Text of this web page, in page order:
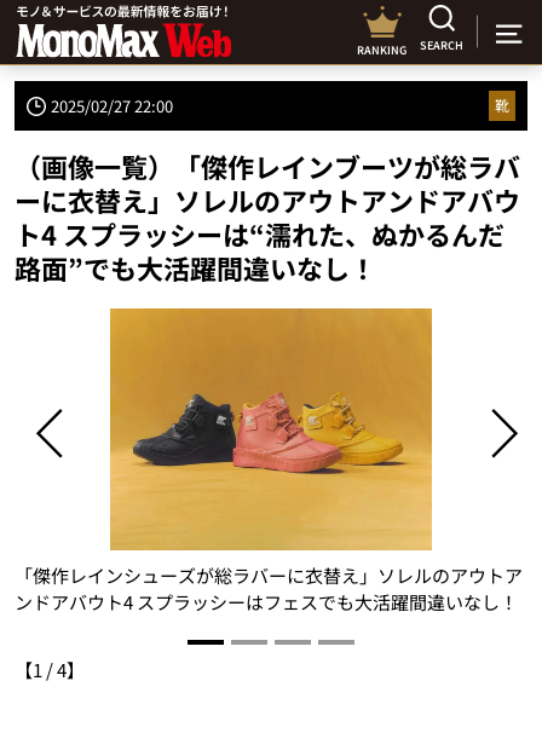
RANKING SEARCH
2025/02/27 22:00 靴
（画像一覧）「傑作レインブーツが総ラバ
ーに衣替え」ソレルのアウトアンドアバウ
ト4 スプラッシーは“濡れた、ぬかるんだ
路面”でも大活躍間違いなし！
「傑作レインシューズが総ラバーに衣替え」ソレルのアウトア
ンドアバウト4 スプラッシーはフェスでも大活躍間違いなし！
【1 /4】